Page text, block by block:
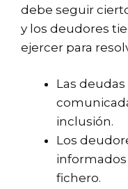
debe seguir
y los deudores
ejercer para
Las
inclusión.
Los
informados
fichero.